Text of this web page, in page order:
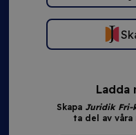
Ladda
Skapa Juridik Fri-
ta del av våra